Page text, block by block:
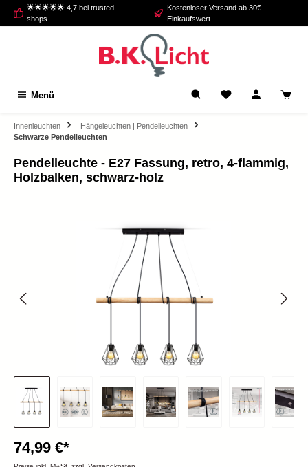
springen
🌟🌟🌟🌟🌟 4,7 bei trusted
shops
Kostenloser Versand ab 30€
Einkaufswert
Menü
Innenleuchten
Hängeleuchten | Pendelleuchten
Schwarze Pendelleuchten
Pendelleuchte - E27 Fassung, retro, 4-flammig,
Holzbalken, schwarz-holz
74,99 €*